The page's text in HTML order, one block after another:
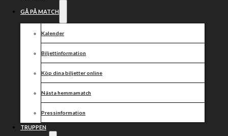
GÅ PÅ MATCH
Kalender
Biljettinformation
Köp dina biljetter online
Nästa hemmamatch
Pressinformation
TRUPPEN
VÄSTERVIK
vs